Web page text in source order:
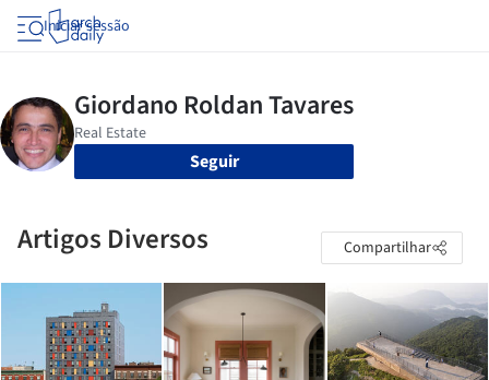
Iniciar sessão
Seguir
Artigos Diversos Compartilhar